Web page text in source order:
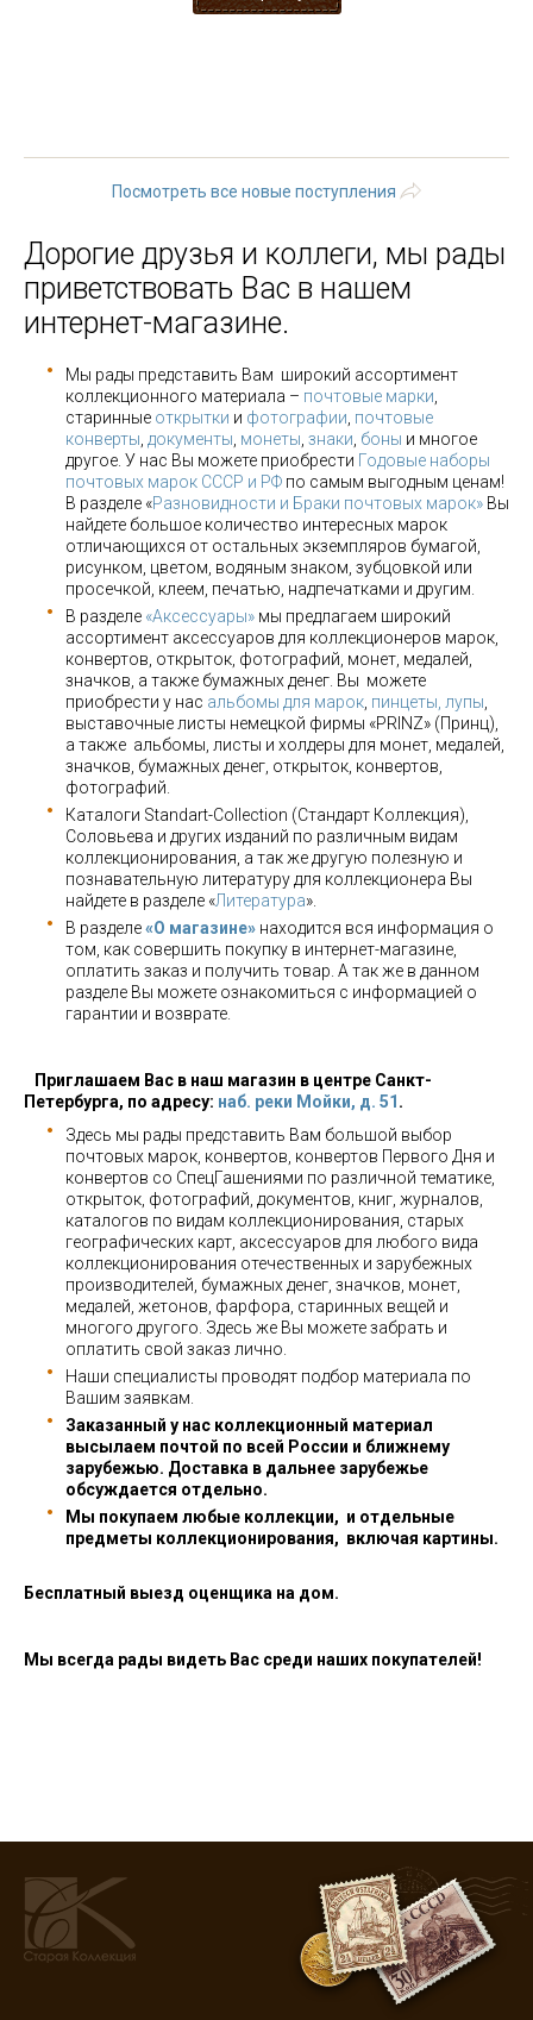
Посмотреть все новые поступления
Дорогие друзья и коллеги, мы рады
приветствовать Вас в нашем
интернет-магазине.
Мы рады представить Вам широкий ассортимент
коллекционного материала – почтовые марки
старинные открытки и фотографии почтовые
конверты документы монеты знаки боны и многое
другое. У нас Вы можете приобрести Годовые наборы
почтовых марок СССР и РФ по самым выгодным ценам!
В разделе «Разновидности и Браки почтовых марок» Вы
найдете большое количество интересных марок
отличающихся от остальных экземпляров бумагой,
рисунком, цветом, водяным знаком, зубцовкой или
просечкой, клеем, печатью, надпечатками и другим.
В разделе «Аксессуары» мы предлагаем широкий
ассортимент аксессуаров для коллекционеров марок,
конвертов, открыток, фотографий, монет, медалей,
значков, а также бумажных денег. Вы можете
приобрести у нас альбомы для марок пинцеты, лупы
выставочные листы немецкой фирмы «PRINZ» (Принц),
а также альбомы, листы и холдеры для монет, медалей,
значков, бумажных денег, открыток, конвертов,
фотографий.
Каталоги Standart-Collection (Стандарт Коллекция),
Соловьева и других изданий по различным видам
коллекционирования, а так же другую полезную и
познавательную литературу для коллекционера Вы
найдете в разделе «Литература».
В разделе«О магазине» находится вся информация о
том, как совершить покупку в интернет-магазине,
оплатить заказ и получить товар. А так же в данном
разделе Вы можете ознакомиться с информацией о
гарантии и возврате.
Приглашаем Вас в наш магазин в центре Санкт-
Петербурга, по адресу: наб. реки Мойки, д. 51 .
Здесь мы рады представить Вам большой выбор
почтовых марок, конвертов, конвертов Первого Дня и
конвертов со СпецГашениями по различной тематике,
открыток, фотографий, документов, книг, журналов,
каталогов по видам коллекционирования, старых
географических карт, аксессуаров для любого вида
коллекционирования отечественных и зарубежных
производителей, бумажных денег, значков, монет,
медалей, жетонов, фарфора, старинных вещей и
многого другого. Здесь же Вы можете забрать и
оплатить свой заказ лично.
Наши специалисты проводят подбор материала по
Вашим заявкам.
Заказанный у нас коллекционный материал
высылаем почтой по всей России и ближнему
зарубежью. Доставка в дальнее зарубежье
обсуждается отдельно.
Мы покупаем любые коллекции, и отдельные
предметы коллекционирования, включая картины.
Бесплатный выезд оценщика на дом.
Мы всегда рады видеть Вас среди наших покупателей!